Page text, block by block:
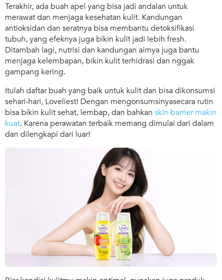
Terakhir, ada buah apel yang bisa jadi andalan untuk
merawat dan menjaga kesehatan kulit. Kandungan
antioksidan dan seratnya bisa membantu detoksifikasi
tubuh, yang efeknya juga bikin kulit jadi lebih fresh.
Ditambah lagi, nutrisi dan kandungan airnya juga bantu
menjaga kelembapan, bikin kulit terhidrasi dan nggak
gampang kering.
Itulah daftar buah yang baik untuk kulit dan bisa dikonsumsi
sehari-hari, Loveliest! Dengan mengonsumsinyasecara rutin
bisa bikin kulit sehat, lembap, dan bahkan skin barrier makin
kuat. Karena perawatan terbaik memang dimulai dari dalam
dan dilengkapi dari luar!